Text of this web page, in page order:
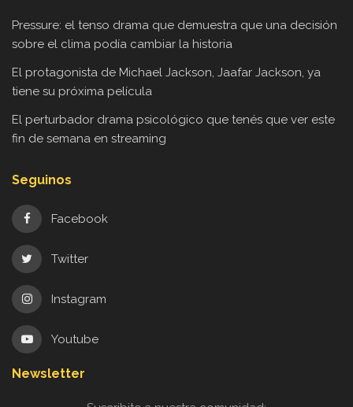
Pressure: el tenso drama que demuestra que una decisión
sobre el clima podía cambiar la historia
El protagonista de Michael Jackson, Jaafar Jackson, ya
tiene su próxima película
El perturbador drama psicológico que tenés que ver este
fin de semana en streaming
Seguinos
Facebook
Twitter
Instagram
Youtube
Newsletter